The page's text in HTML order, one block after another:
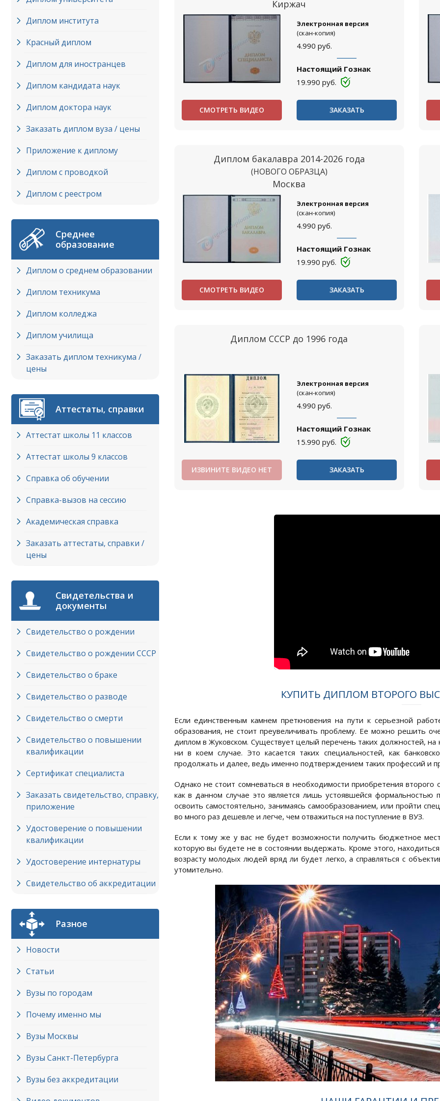
Диплом института
Красный диплом
Диплом для иностранцев
Диплом кандидата наук
Диплом доктора наук
Заказать диплом вуза / цены
Приложение к диплому
Диплом с проводкой
Диплом с реестром
Среднее
образование
Диплом о среднем образовании
Диплом техникума
Диплом колледжа
Диплом училища
Заказать диплом техникума /
цены
Аттестаты, справки
Аттестат школы 11 классов
Аттестат школы 9 классов
Справка об обучении
Справка-вызов на сессию
Академическая справка
Заказать аттестаты, справки /
цены
Свидетельства и
документы
Свидетельство о рождении
Свидетельство о рождении СССР
Свидетельство о браке
Свидетельство о разводе
Свидетельство о смерти
Свидетельство о повышении
квалификации
Сертификат специалиста
Заказать свидетельство, справку,
приложение
Удостоверение о повышении
квалификации
Удостоверение интернатуры
Свидетельство об аккредитации
Разное
Новости
Статьи
Вузы по городам
Почему именно мы
Вузы Москвы
Вузы Cанкт-Петербурга
Вузы без аккредитации
Киржач
Электронная версия
(скан-копия)
4.990 руб.
Настоящий Гознак
19.990 руб.
СМОТРЕТЬ ВИДЕО ЗАКАЗАТЬ
Диплом бакалавра 2014-2026 года
(НОВОГО ОБРАЗЦА)
Москва
Электронная версия
(скан-копия)
4.990 руб.
Настоящий Гознак
19.990 руб.
СМОТРЕТЬ ВИДЕО ЗАКАЗАТЬ
Диплом СССР до 1996 года
Электронная версия
(скан-копия)
4.990 руб.
Настоящий Гознак
15.990 руб.
ИЗВИНИТЕ ВИДЕО НЕТ ЗАКАЗАТЬ
КУПИТЬ ДИПЛОМ ВТОРОГО
Если единственным камнем преткновения на пути к серьезной
образования, не стоит преувеличивать проблему. Ее можно решить
диплом в Жуковском. Существует целый перечень таких должностей,
ни в коем случае. Это касается таких специальностей, как
продолжать и далее, ведь именно подтверждением таких профессий и
Однако не стоит сомневаться в необходимости приобретения
как в данном случае это является лишь устоявшейся
освоить самостоятельно, занимаясь самообразованием, или пройти
во много раз дешевле и легче, чем отважиться на поступление в ВУЗ.
Если к тому же у вас не будет возможности получить бюджетное
которую вы будете не в состоянии выдержать. Кроме этого,
возрасту молодых людей вряд ли будет легко, а справляться с
утомительно.